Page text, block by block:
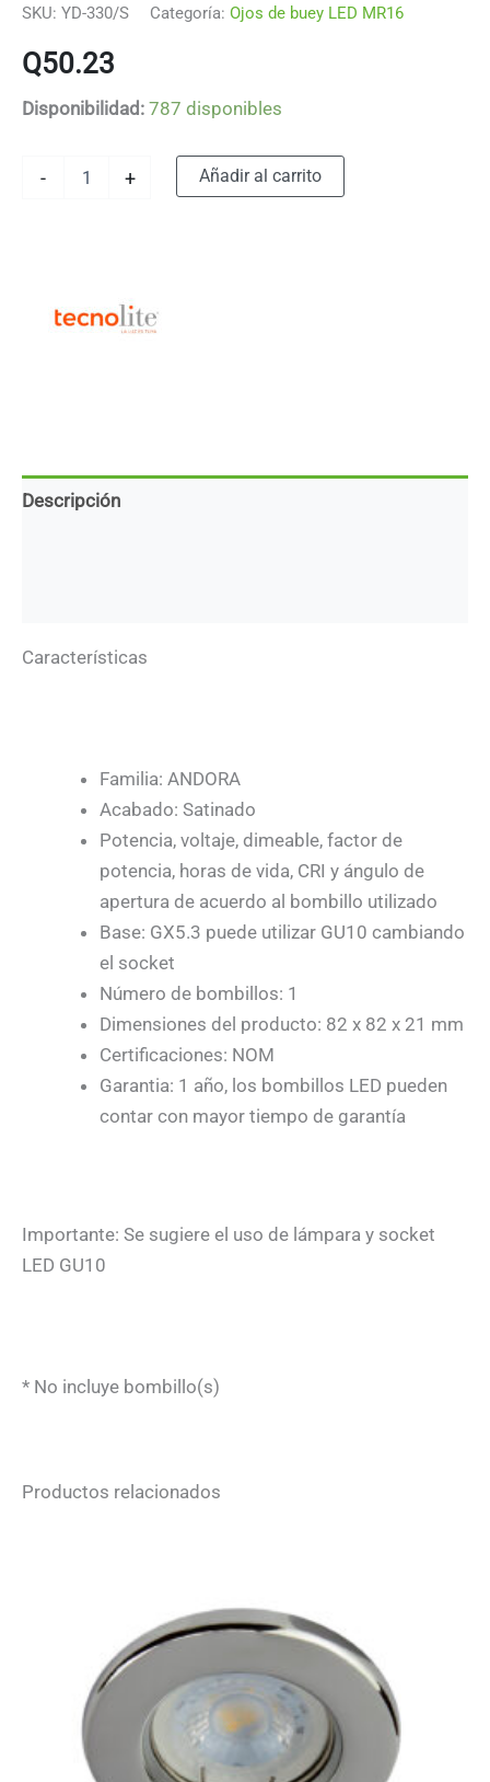
SKU: YD-330/S Categoría: Ojos de buey LED MR16
Q50.23
Disponibilidad: 787 disponibles
-
GX5.3
+ Añadir al carrito
Descripción
Características
Familia: ANDORA
Acabado: Satinado
Potencia, voltaje, dimeable, factor de
potencia, horas de vida, CRI y ángulo de
apertura de acuerdo al bombillo utilizado
Base: GX5.3 puede utilizar GU10 cambiando
el socket
Número de bombillos: 1
Dimensiones del producto: 82 x 82 x 21 mm
Certificaciones: NOM
Garantia: 1 año, los bombillos LED pueden
contar con mayor tiempo de garantía
Importante: Se sugiere el uso de lámpara y socket
LED GU10
* No incluye bombillo(s)
Productos relacionados